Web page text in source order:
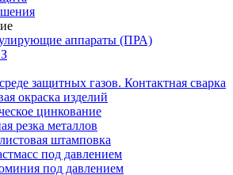
аппараты (ПРА)
защитных газов. Контактная сварка
окраска изделий
цинкование
резка металлов
штамповка
под давлением
под давлением